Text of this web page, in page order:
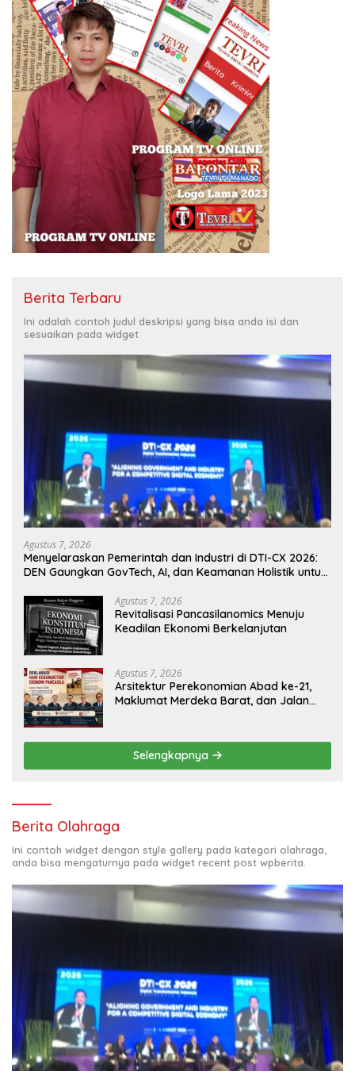
Berita Terbaru
Ini adalah contoh judul deskripsi yang bisa anda isi dan
sesuaikan pada widget
Agustus 7, 2026
Menyelaraskan Pemerintah dan Industri di DTI-CX 2026:
DEN Gaungkan GovTech, AI, dan Keamanan Holistik untuk
Agustus 7, 2026
Revitalisasi Pancasilanomics Menuju
Keadilan Ekonomi Berkelanjutan
Agustus 7, 2026
Arsitektur Perekonomian Abad ke-21,
Maklumat Merdeka Barat, dan Jalan
Selengkapnya
Berita Olahraga
Ini contoh widget dengan style gallery pada kategori olahraga,
anda bisa mengaturnya pada widget recent post wpberita.